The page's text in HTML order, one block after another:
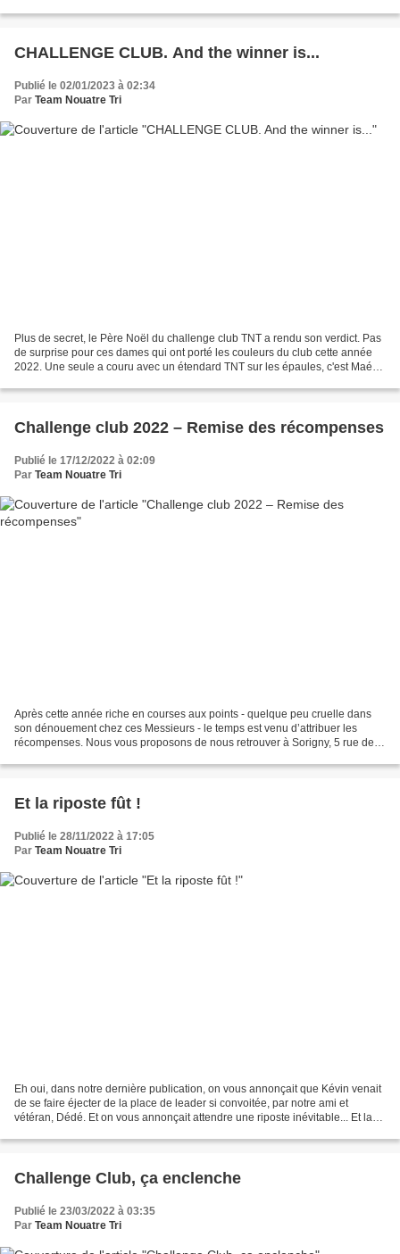
CHALLENGE CLUB. And the winner is...
Publié le 02/01/2023 à 02:34
Par Team Nouatre Tri
Plus de secret, le Père Noël du challenge club TNT a rendu son verdict. Pas
de surprise pour ces dames qui ont porté les couleurs du club cette année
2022. Une seule a couru avec un étendard TNT sur les épaules, c'est Maéva
Challenge club 2022 – Remise des récompenses
Publié le 17/12/2022 à 02:09
Par Team Nouatre Tri
Après cette année riche en courses aux points - quelque peu cruelle dans
son dénouement chez ces Messieurs - le temps est venu d’attribuer les
récompenses. Nous vous proposons de nous retrouver à Sorigny, 5 rue de
Et la riposte fût !
Publié le 28/11/2022 à 17:05
Par Team Nouatre Tri
Eh oui, dans notre dernière publication, on vous annonçait que Kévin venait
de se faire éjecter de la place de leader si convoitée, par notre ami et
vétéran, Dédé. Et on vous annonçait attendre une riposte inévitable... Et la
Challenge Club, ça enclenche
Publié le 23/03/2022 à 03:35
Par Team Nouatre Tri